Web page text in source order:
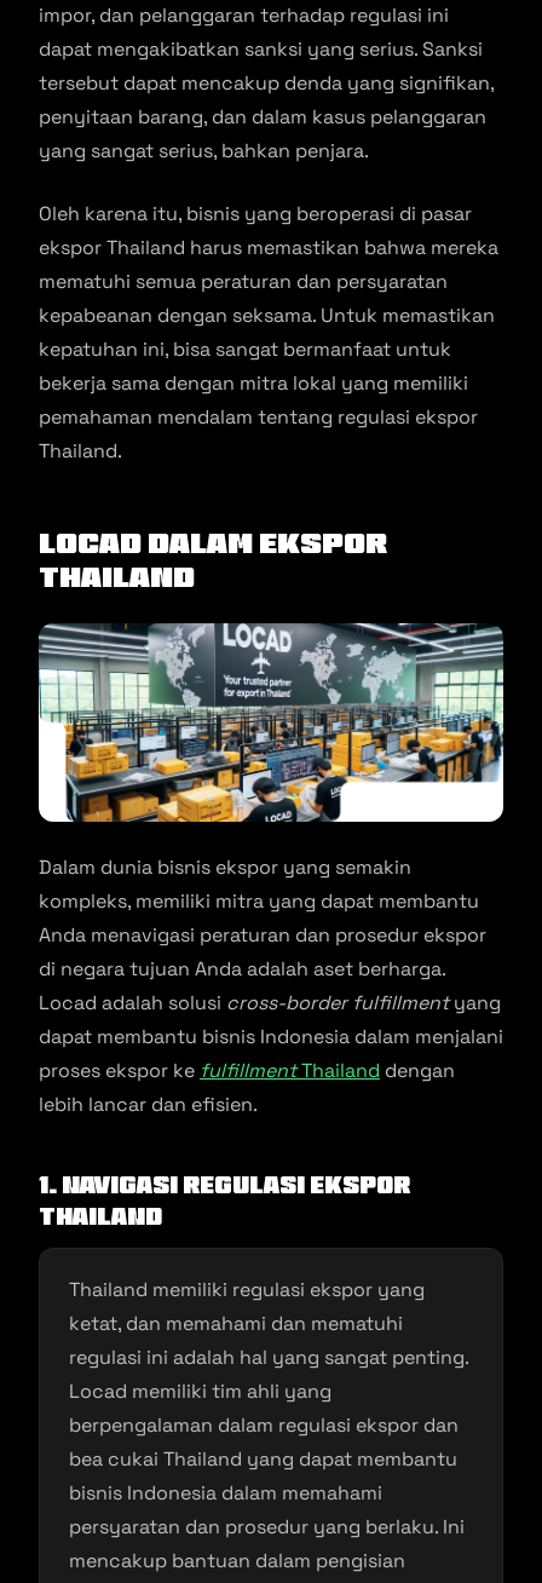
impor, dan pelanggaran terhadap regulasi ini
dapat mengakibatkan sanksi yang serius. Sanksi
tersebut dapat mencakup denda yang signifikan,
penyitaan barang, dan dalam kasus pelanggaran
yang sangat serius, bahkan penjara.
Oleh karena itu, bisnis yang beroperasi di pasar
ekspor Thailand harus memastikan bahwa mereka
mematuhi semua peraturan dan persyaratan
kepabeanan dengan seksama. Untuk memastikan
kepatuhan ini, bisa sangat bermanfaat untuk
bekerja sama dengan mitra lokal yang memiliki
pemahaman mendalam tentang regulasi ekspor
Thailand.
Locad dalam Ekspor
Thailand
Dalam dunia bisnis ekspor yang semakin
kompleks, memiliki mitra yang dapat membantu
Anda menavigasi peraturan dan prosedur ekspor
di negara tujuan Anda adalah aset berharga.
Locad adalah solusi cross-border fulfillmentyang
dapat membantu bisnis Indonesia dalam menjalani
proses ekspor ke fulfillmentThailand dengan
lebih lancar dan efisien.
1. Navigasi Regulasi Ekspor
Thailand
Thailand memiliki regulasi ekspor yang
ketat, dan memahami dan mematuhi
regulasi ini adalah hal yang sangat penting.
Locad memiliki tim ahli yang
berpengalaman dalam regulasi ekspor dan
bea cukai Thailand yang dapat membantu
bisnis Indonesia dalam memahami
persyaratan dan prosedur yang berlaku. Ini
mencakup bantuan dalam pengisian